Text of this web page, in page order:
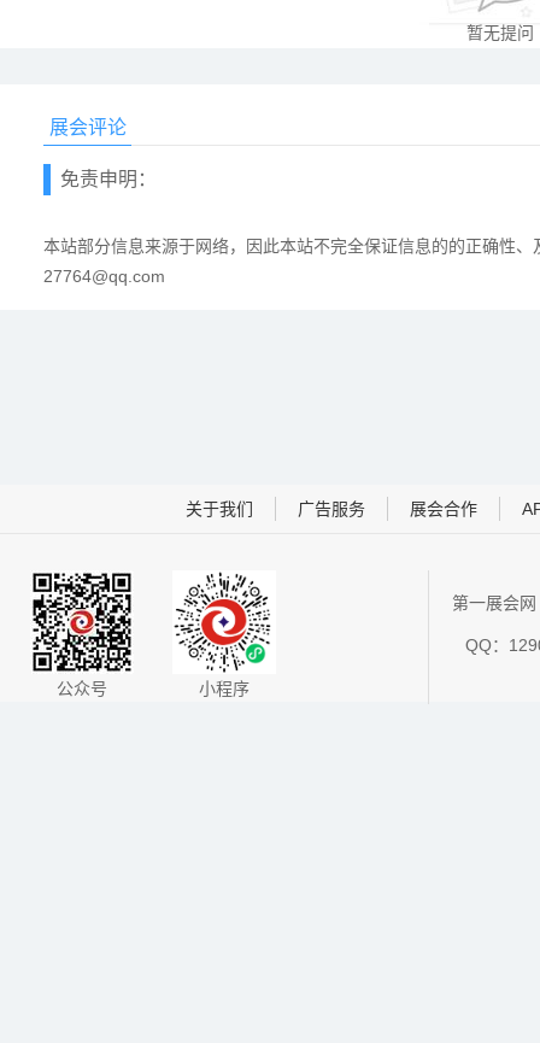
暂无提问
展会评论
免责申明：
本站部分信息来源于网络，因此本站不完全保证信息的的正确性
27764@qq.com
关于我们 广告服务 展会合作
公众号 小程序
第一展会
QQ：